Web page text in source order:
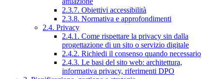
2.3.7. Obiettivi accessibilità
2.3.8. Normativa e approfondimenti
2.4. Privacy
2.4.1. Come rispettare la privacy sin dalla
progettazione di un sito o servizio digitale
2.4.2. Richiedi il consenso quando necessario
2.4.3. Le basi del sito web: architettura,
informativa privacy, riferimenti DPO